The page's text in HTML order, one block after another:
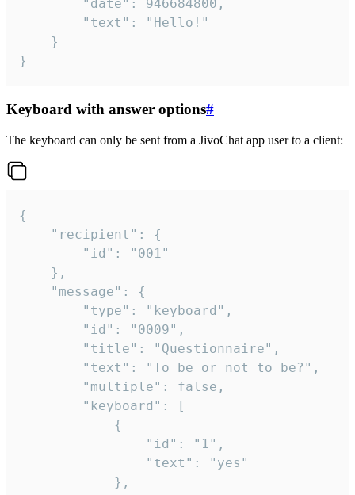
}
Keyboard with answer options#
The keyboard can only be sent from a JivoChat app user to a client:
{